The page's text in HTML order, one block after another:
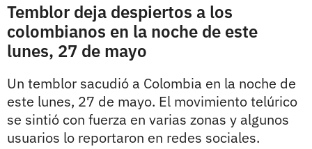
Temblor deja despiertos a los
colombianos en la noche de este
lunes, 27 de mayo
Un temblor sacudió a Colombia en la noche de
este lunes, 27 de mayo. El movimiento telúrico
se sintió con fuerza en varias zonas y algunos
usuarios lo reportaron en redes sociales.